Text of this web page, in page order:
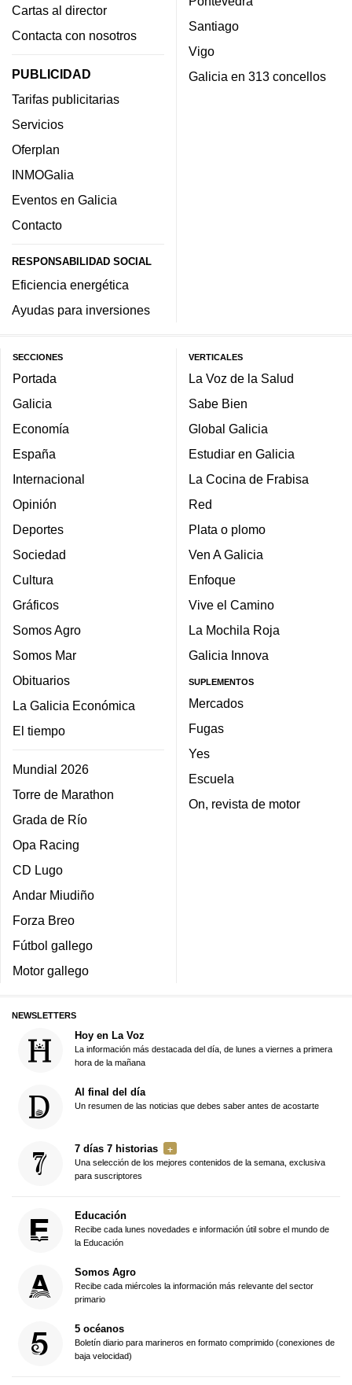
Cartas al director
Contacta con nosotros
PUBLICIDAD
Tarifas publicitarias
Servicios
Oferplan
INMOGalia
Eventos en Galicia
Contacto
RESPONSABILIDAD SOCIAL
Eficiencia energética
Ayudas para inversiones
Santiago
Vigo
Galicia en 313 concellos
SECCIONES
Portada
Galicia
Economía
España
Internacional
Opinión
Deportes
Sociedad
Cultura
Gráficos
Somos Agro
Somos Mar
Obituarios
La Galicia Económica
El tiempo
Mundial 2026
Torre de Marathon
Grada de Río
Opa Racing
CD Lugo
Andar Miudiño
Forza Breo
Fútbol gallego
Motor gallego
VERTICALES
La Voz de la Salud
Sabe Bien
Global Galicia
Estudiar en Galicia
La Cocina de Frabisa
Red
Plata o plomo
Ven A Galicia
Enfoque
Vive el Camino
La Mochila Roja
Galicia Innova
SUPLEMENTOS
Mercados
Fugas
Yes
Escuela
On, revista de motor
NEWSLETTERS
Hoy en La Voz
La información más destacada del día, de lunes a viernes a primera
hora de la mañana
Al final del día
Un resumen de las noticias que debes saber antes de acostarte
7 días 7 historias
Una selección de los mejores contenidos de la semana, exclusiva
para suscriptores
Educación
Recibe cada lunes novedades e información útil sobre el mundo de
la Educación
Somos Agro
Recibe cada miércoles la información más relevante del sector
primario
5 océanos
Boletín diario para marineros en formato comprimido (conexiones de
baja velocidad)